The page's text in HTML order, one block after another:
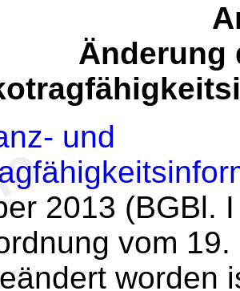
Änderung
und
2013 (BGBl.
vom
worden